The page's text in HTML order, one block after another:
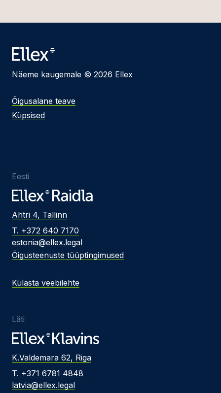
Näeme kaugemale © 2026 Ellex
Õigusalane teave
Küpsised
Eesti
Ahtri 4, Tallinn
T. +372 640 7170
estonia@ellex.legal
Õigusteenuste tüüptingimused
Külasta veebilehte
Läti
K.Valdemara 62, Riga
T. +371 6781 4848
latvia@ellex.legal